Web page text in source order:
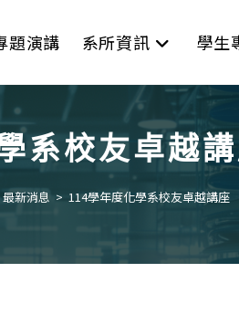
題演講 系所資訊 學生
系校友卓越
最新消息 > 114學年度化學系校友卓越講座